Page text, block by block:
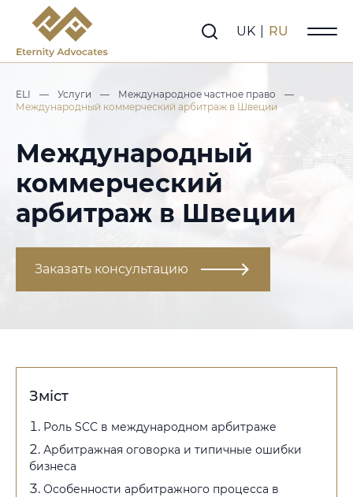
UK RU
ELI — Услуги — Международное частное право
—
Международный коммерческий арбитраж в Швеции
Международный
коммерческий
арбитраж в Швеции
Заказать консультацию
Зміст
Роль SCC в международном арбитраже
Арбитражная оговорка и типичные ошибки
бизнеса
Особенности арбитражного процесса в